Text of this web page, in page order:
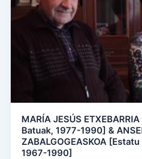
MARÍA JESÚS
Batuak, 1977-1990] &
ZABALGOGEASKOA
1967-1990]